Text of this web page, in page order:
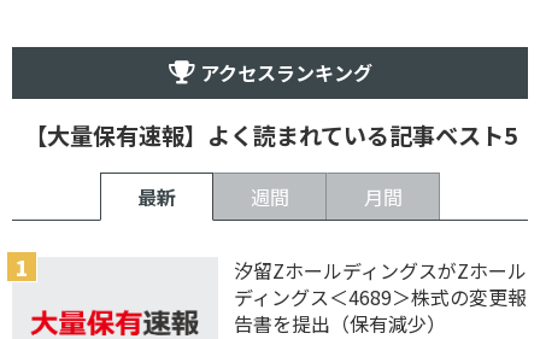
アクセスランキング
【大量保有速報】よく読まれている記事ベスト5
最新 週間 月間
汐留ZホールディングスがZホール
ディングス＜4689＞株式の変更報
告書を提出（保有減少）